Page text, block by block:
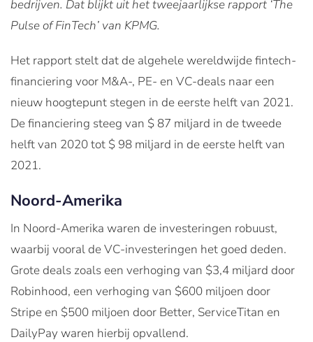
bedrijven. Dat blijkt uit het tweejaarlijkse rapport ‘The
Pulse of FinTech’ van KPMG.
Het rapport stelt dat de algehele wereldwijde fintech-
financiering voor M&A-, PE- en VC-deals naar een
nieuw hoogtepunt stegen in de eerste helft van 2021.
De financiering steeg van $ 87 miljard in de tweede
helft van 2020 tot $ 98 miljard in de eerste helft van
2021.
Noord-Amerika
In Noord-Amerika waren de investeringen robuust,
waarbij vooral de VC-investeringen het goed deden.
Grote deals zoals een verhoging van $3,4 miljard door
Robinhood, een verhoging van $600 miljoen door
Stripe en $500 miljoen door Better, ServiceTitan en
DailyPay waren hierbij opvallend.